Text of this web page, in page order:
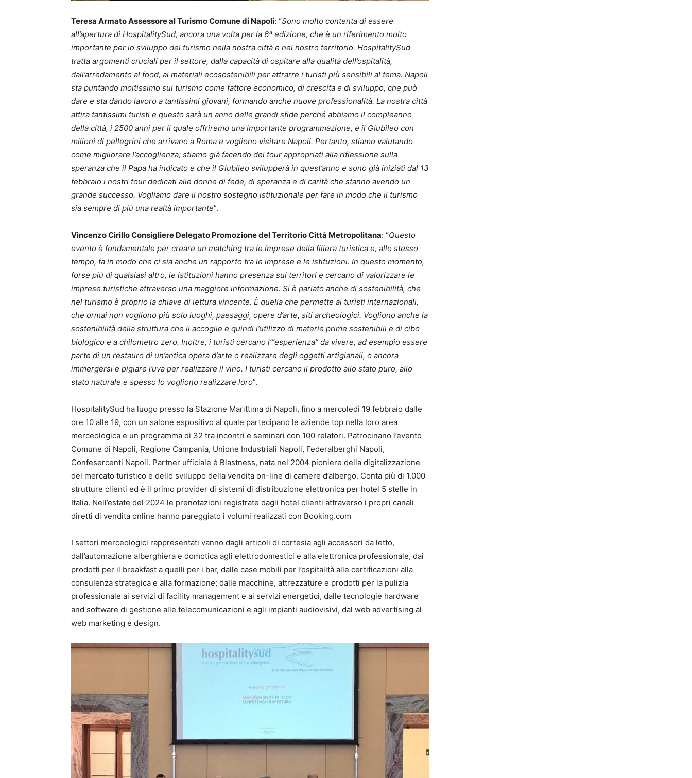
Teresa Armato Assessore al Turismo Comune di Napoli: “Sono molto contenta di essere
all’apertura di HospitalitySud, ancora una volta per la 6ª edizione, che è un riferimento molto
importante per lo sviluppo del turismo nella nostra città e nel nostro territorio. HospitalitySud
tratta argomenti cruciali per il settore, dalla capacità di ospitare alla qualità dell’ospitalità,
dall’arredamento al food, ai materiali ecosostenibili per attrarre i turisti più sensibili al tema. Napoli
sta puntando moltissimo sul turismo come fattore economico, di crescita e di sviluppo, che può
dare e sta dando lavoro a tantissimi giovani, formando anche nuove professionalità. La nostra città
attira tantissimi turisti e questo sarà un anno delle grandi sfide perché abbiamo il compleanno
della città, i 2500 anni per il quale offriremo una importante programmazione, e il Giubileo con
milioni di pellegrini che arrivano a Roma e vogliono visitare Napoli. Pertanto, stiamo valutando
come migliorare l’accoglienza; stiamo già facendo dei tour appropriati alla riflessione sulla
speranza che il Papa ha indicato e che il Giubileo svilupperà in quest’anno e sono già iniziati dal 13
febbraio i nostri tour dedicati alle donne di fede, di speranza e di carità che stanno avendo un
grande successo. Vogliamo dare il nostro sostegno istituzionale per fare in modo che il turismo
sia sempre di più una realtà importante”.
Vincenzo Cirillo Consigliere Delegato Promozione del Territorio Città Metropolitana: “Questo
evento è fondamentale per creare un matching tra le imprese della filiera turistica e, allo stesso
tempo, fa in modo che ci sia anche un rapporto tra le imprese e le istituzioni. In questo momento,
forse più di qualsiasi altro, le istituzioni hanno presenza sui territori e cercano di valorizzare le
imprese turistiche attraverso una maggiore informazione. Si è parlato anche di sostenibilità, che
nel turismo è proprio la chiave di lettura vincente. È quella che permette ai turisti internazionali,
che ormai non vogliono più solo luoghi, paesaggi, opere d’arte, siti archeologici. Vogliono anche la
sostenibilità della struttura che li accoglie e quindi l’utilizzo di materie prime sostenibili e di cibo
biologico e a chilometro zero. Inoltre, i turisti cercano l’“esperienza” da vivere, ad esempio essere
parte di un restauro di un’antica opera d’arte o realizzare degli oggetti artigianali, o ancora
immergersi e pigiare l’uva per realizzare il vino. I turisti cercano il prodotto allo stato puro, allo
stato naturale e spesso lo vogliono realizzare loro”.
HospitalitySud ha luogo presso la Stazione Marittima di Napoli, fino a mercoledì 19 febbraio dalle
ore 10 alle 19, con un salone espositivo al quale partecipano le aziende top nella loro area
merceologica e un programma di 32 tra incontri e seminari con 100 relatori. Patrocinano l’evento
Comune di Napoli, Regione Campania, Unione Industriali Napoli, Federalberghi Napoli,
Confesercenti Napoli. Partner ufficiale è Blastness, nata nel 2004 pioniere della digitalizzazione
del mercato turistico e dello sviluppo della vendita on-line di camere d’albergo. Conta più di 1.000
strutture clienti ed è il primo provider di sistemi di distribuzione elettronica per hotel 5 stelle in
Italia. Nell’estate del 2024 le prenotazioni registrate dagli hotel clienti attraverso i propri canali
diretti di vendita online hanno pareggiato i volumi realizzati con Booking.com
I settori merceologici rappresentati vanno dagli articoli di cortesia agli accessori da letto,
dall’automazione alberghiera e domotica agli elettrodomestici e alla elettronica professionale, dai
prodotti per il breakfast a quelli per i bar, dalle case mobili per l’ospitalità alle certificazioni alla
consulenza strategica e alla formazione; dalle macchine, attrezzature e prodotti per la pulizia
professionale ai servizi di facility management e ai servizi energetici, dalle tecnologie hardware
and software di gestione alle telecomunicazioni e agli impianti audiovisivi, dal web advertising al
web marketing e design.